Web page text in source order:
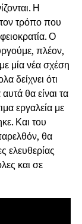
Η
τον τρόπο που
Ο
πλέον,
μία νέα σχέση
δείχνει ότι
θα είναι τα
εργαλεία με
Και του
θα
ελευθερίας
και σε